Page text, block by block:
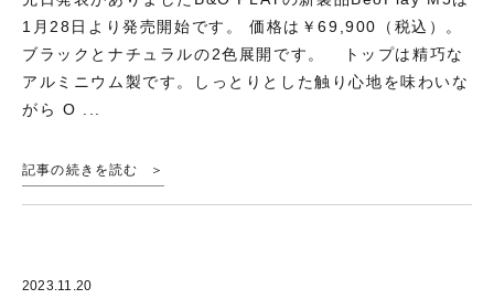
1月28日より発売開始です。 価格は￥69,900（税込）。
ブラックとナチュラルの2色展開です。 トップは精巧な
アルミニウム製です。しっとりとした触り心地を味わいな
がら O ...
記事の続きを読む
2023.11.20